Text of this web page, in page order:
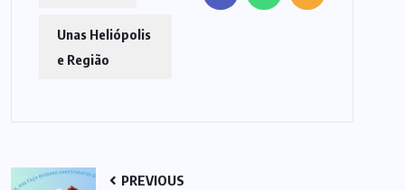
Unas Heliópolis
e Região
PREVIOUS